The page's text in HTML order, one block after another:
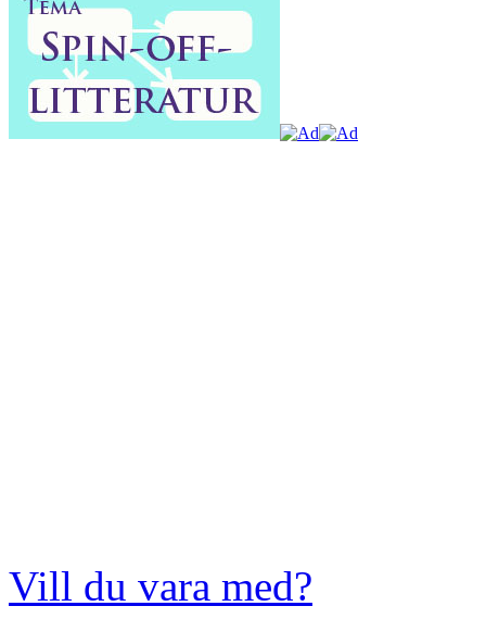
Vill du vara med?